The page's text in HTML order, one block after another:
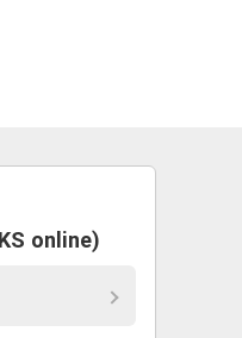
online)